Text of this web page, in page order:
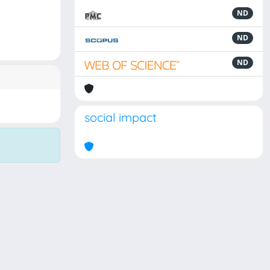
ND
ND
ND
social impact